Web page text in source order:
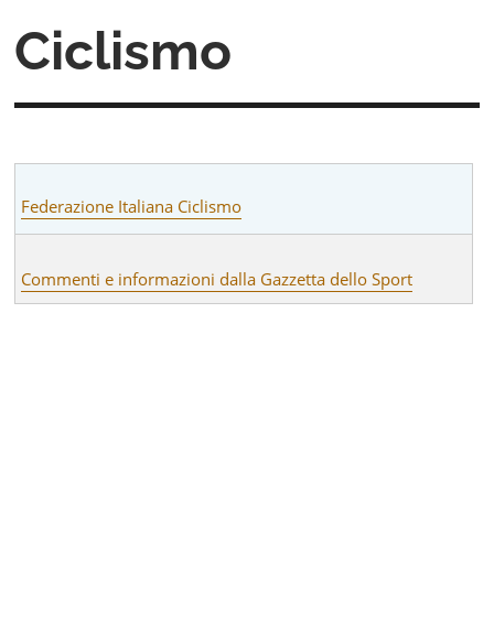
Ciclismo
Federazione Italiana Ciclismo
Commenti e informazioni dalla Gazzetta dello Sport